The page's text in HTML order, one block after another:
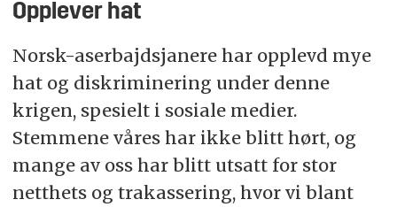
Opplever hat
Norsk-aserbajdsjanere har opplevd mye
hat og diskriminering under denne
krigen, spesielt i sosiale medier.
Stemmene våres har ikke blitt hørt, og
mange av oss har blitt utsatt for stor
netthets og trakassering, hvor vi blant